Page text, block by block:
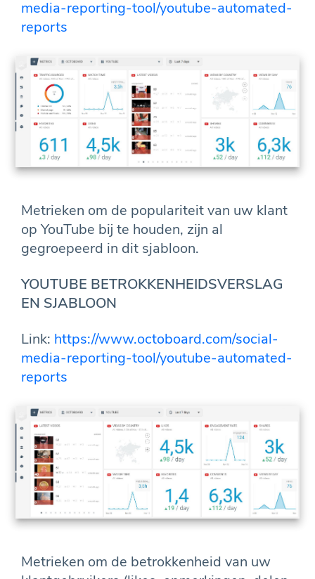
media-reporting-tool/youtube-automated-
reports
Metrieken om de populariteit van uw klant
op YouTube bij te houden, zijn al
gegroepeerd in dit sjabloon.
YOUTUBE BETROKKENHEIDSVERSLAG
EN SJABLOON
Link: https://www.octoboard.com/social-
media-reporting-tool/youtube-automated-
reports
Metrieken om de betrokkenheid van uw